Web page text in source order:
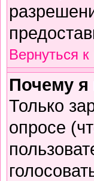
Вернуться к
Почему я
Только
опросе